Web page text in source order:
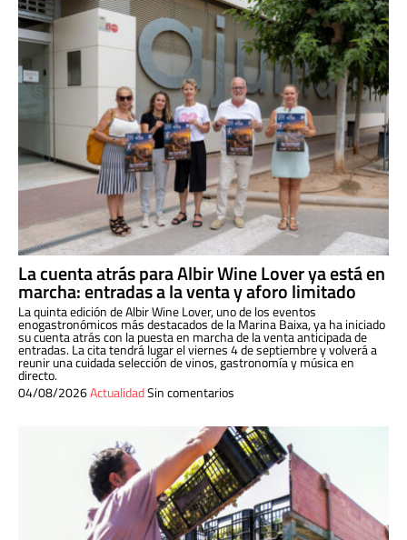
La cuenta atrás para Albir Wine Lover ya está en
marcha: entradas a la venta y aforo limitado
La quinta edición de Albir Wine Lover, uno de los eventos
enogastronómicos más destacados de la Marina Baixa, ya ha iniciado
su cuenta atrás con la puesta en marcha de la venta anticipada de
entradas. La cita tendrá lugar el viernes 4 de septiembre y volverá a
reunir una cuidada selección de vinos, gastronomía y música en
directo.
04/08/2026ActualidadSin comentarios